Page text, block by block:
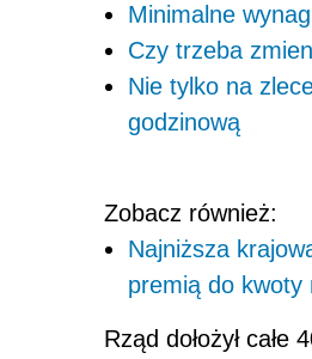
Minimalne
Czy trzeba
Nie tylko na
godzinową
Zobacz również:
Najniższa
premią do kwoty
Rząd dołożył